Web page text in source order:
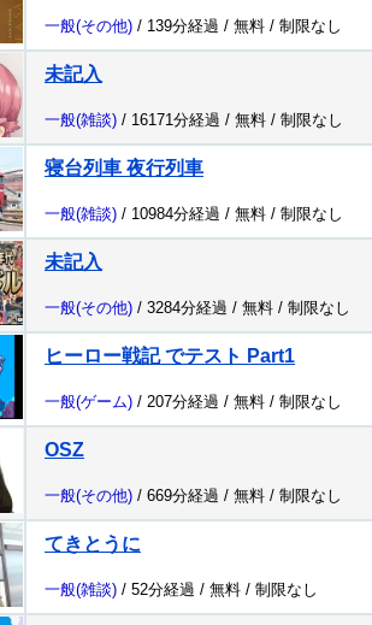
一般(その他) / 139分経過 / 無料 / 制限なし
未記入
一般(雑談) / 16171分経過 / 無料 / 制限なし
寝台列車 夜行列車
一般(雑談) / 10984分経過 / 無料 / 制限なし
未記入
一般(その他) / 3284分経過 / 無料 / 制限なし
ヒーロー戦記 でテスト Part1
一般(ゲーム) / 207分経過 / 無料 / 制限なし
OSZ
一般(その他) / 669分経過 / 無料 / 制限なし
てきとうに
一般(雑談) / 52分経過 / 無料 / 制限なし